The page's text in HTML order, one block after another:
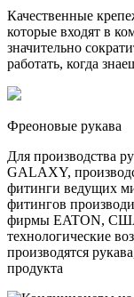
Качественные
которые входят в
значительно
работать, когда
Фреоновые рукава
Для производства
GALAXY,
фитинги ведущих
фитингов
фирмы EATON,
технологические
производятся
продукта